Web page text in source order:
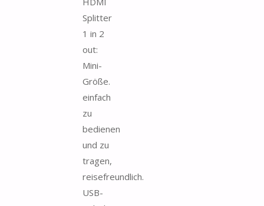
Splitter
1 in 2
out:
Mini-
Größe.
einfach
zu
bedienen
und zu
tragen,
reisefreundlich.
USB-